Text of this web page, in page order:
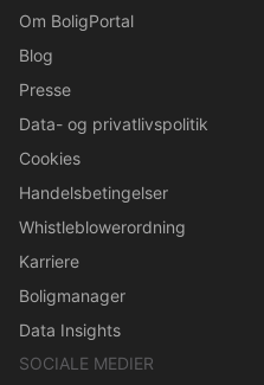
Om BoligPortal
Blog
Presse
Data- og privatlivspolitik
Cookies
Handelsbetingelser
Whistleblowerordning
Karriere
Boligmanager
Data Insights
SOCIALE MEDIER